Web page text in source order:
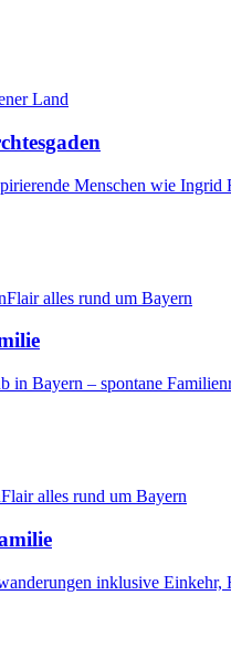
Menschen wie Ingrid
Bayern – spontane
inklusive